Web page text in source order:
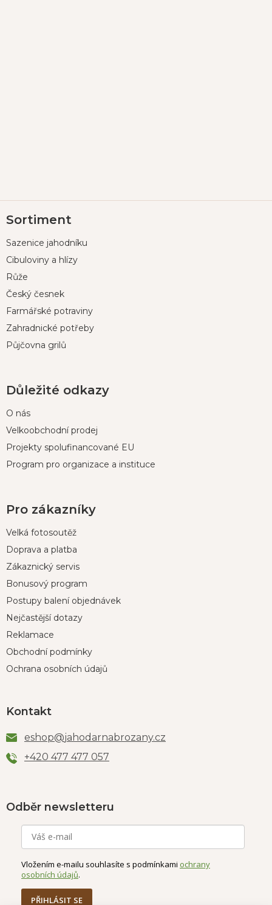
á
a
Sortiment
Sazenice jahodníku
Cibuloviny a hlízy
Růže
Český česnek
Farmářské potraviny
Zahradnické potřeby
Půjčovna grilů
Důležité odkazy
O nás
Velkoobchodní prodej
Projekty spolufinancované EU
Program pro organizace a instituce
Pro zákazníky
Velká fotosoutěž
Doprava a platba
Zákaznický servis
Bonusový program
Postupy balení objednávek
Nejčastější dotazy
Reklamace
Obchodní podmínky
Ochrana osobních údajů
Kontakt
eshop@jahodarnabrozany.cz
+420 477 477 057
Odběr newsletteru
Vložením e-mailu souhlasíte s podmínkami ochrany
osobních údajů.
PŘIHLÁSIT SE